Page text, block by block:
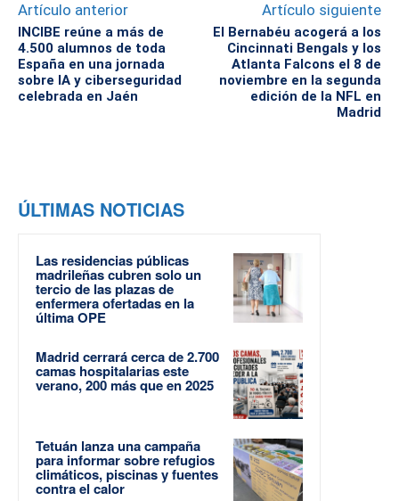
Artículo anterior
INCIBE reúne a más de
4.500 alumnos de toda
España en una jornada
sobre IA y ciberseguridad
celebrada en Jaén
Artículo siguiente
El Bernabéu acogerá a los
Cincinnati Bengals y los
Atlanta Falcons el 8 de
noviembre en la segunda
edición de la NFL en
Madrid
ÚLTIMAS NOTICIAS
Las residencias públicas
madrileñas cubren solo un
tercio de las plazas de
enfermera ofertadas en la
última OPE
Madrid cerrará cerca de 2.700
camas hospitalarias este
verano, 200 más que en 2025
Tetuán lanza una campaña
para informar sobre refugios
climáticos, piscinas y fuentes
contra el calor